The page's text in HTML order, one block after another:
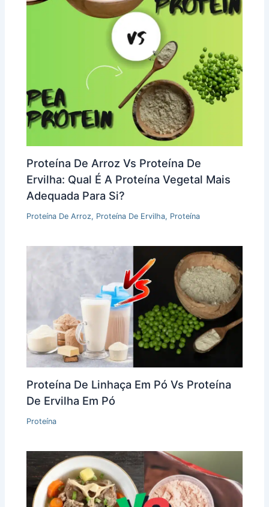
Proteína De Arroz Vs Proteína De
Ervilha: Qual É A Proteína Vegetal Mais
Adequada Para Si?
Proteína De Arroz, Proteína De Ervilha, Proteína
Proteína De Linhaça Em Pó Vs Proteína
De Ervilha Em Pó
Proteína